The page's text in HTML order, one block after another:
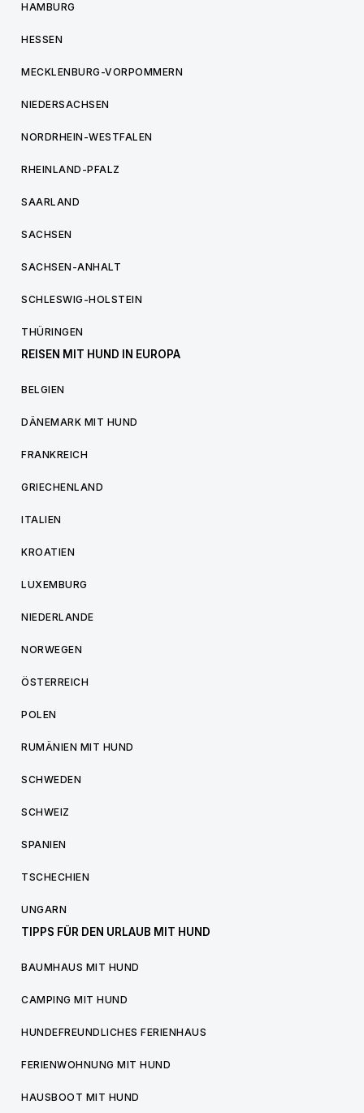
HAMBURG
HESSEN
MECKLENBURG-VORPOMMERN
NIEDERSACHSEN
NORDRHEIN-WESTFALEN
RHEINLAND-PFALZ
SAARLAND
SACHSEN
SACHSEN-ANHALT
SCHLESWIG-HOLSTEIN
THÜRINGEN
REISEN MIT HUND IN EUROPA
BELGIEN
DÄNEMARK MIT HUND
FRANKREICH
GRIECHENLAND
ITALIEN
KROATIEN
LUXEMBURG
NIEDERLANDE
NORWEGEN
ÖSTERREICH
POLEN
RUMÄNIEN MIT HUND
SCHWEDEN
SCHWEIZ
SPANIEN
TSCHECHIEN
UNGARN
TIPPS FÜR DEN URLAUB MIT HUND
BAUMHAUS MIT HUND
CAMPING MIT HUND
HUNDEFREUNDLICHES FERIENHAUS
FERIENWOHNUNG MIT HUND
HAUSBOOT MIT HUND